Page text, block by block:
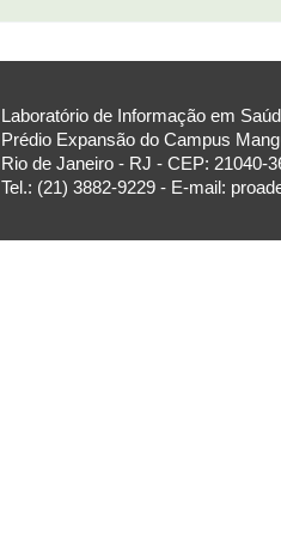
Laboratório de Informação em
Prédio Expansão do Campus
Rio de Janeiro - RJ - CEP: 21040-
Tel.: (21) 3882-9229 - E-mail: